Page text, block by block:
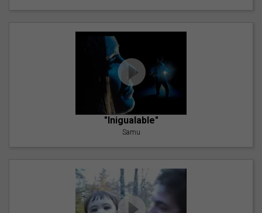
"Inigualable"
Samu